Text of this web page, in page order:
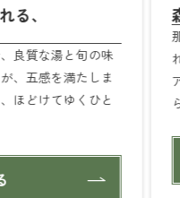
る、
良質な湯と旬の味
、五感を満たしま
ほどけてゆくひと